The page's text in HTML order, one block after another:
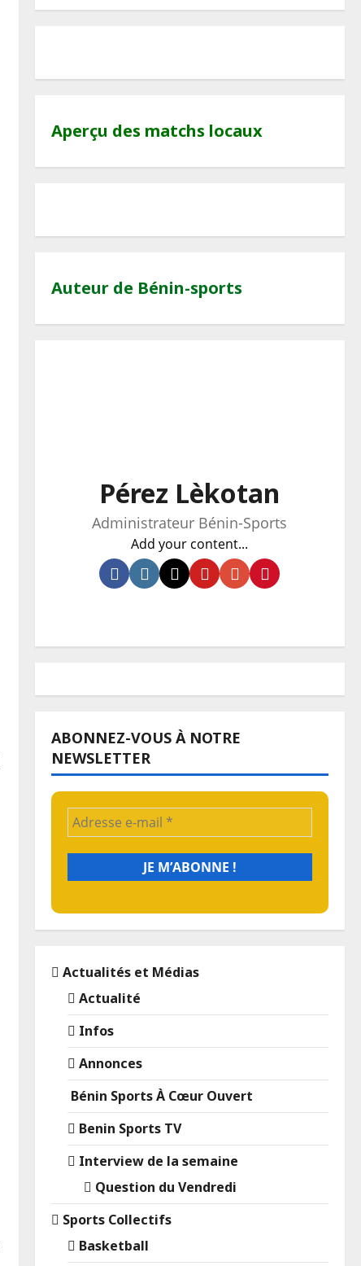
Aperçu des matchs locaux
Auteur de Bénin-sports
Pérez Lèkotan
Administrateur Bénin-Sports
Add your content...
ABONNEZ-VOUS À NOTRE
NEWSLETTER
Actualités et Médias
Actualité
Infos
Annonces
Bénin Sports À Cœur Ouvert
Benin Sports TV
Interview de la semaine
Question du Vendredi
Sports Collectifs
Basketball